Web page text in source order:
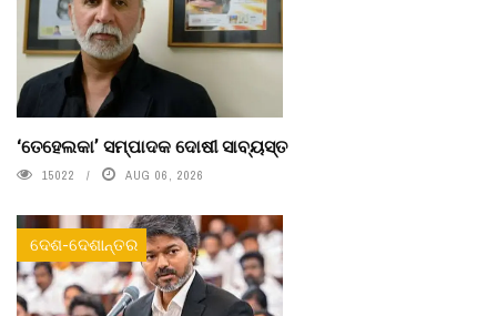
‘ତେହେଲକା’ ସମ୍ପାଦକ ଦୋଷୀ ସାବ୍ୟସ୍ତ
15022 AUG 06, 2026
ଦେଶ-ଦେଶାନ୍ତର